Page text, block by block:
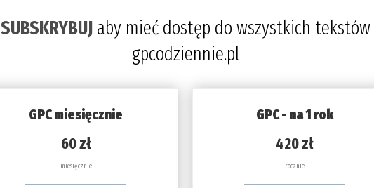
SUBSKRYBUJaby mieć dostęp do wszystkich tekstów
gpcodziennie.pl
GPC miesięcznie
60 zł
miesięcznie
GPC - na 1 rok
420 zł
rocznie